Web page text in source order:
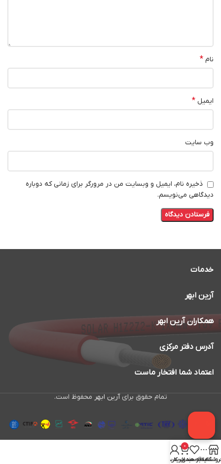
نام *
ایمیل *
وب‌ سایت
ذخیره نام، ایمیل و وبسایت من در مرورگر برای زمانی که دوباره
دیدگاهی می‌نویسم.
خدمات
آرین ابهر
همکاران آرین ابهر
آدرس دفتر مرکزی
اعتماد شما افتخار ماست
تمام حقوق برایآرین ابهر محفوظ است.
سایدبار
علاقه مندی
0
سبد خرید
حساب کاربری من